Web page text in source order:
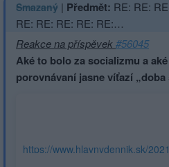
Smazaný | Předmět: RE: RE:
RE: RE: RE: RE: RE:…
Reakce na příspěvek#56045
Aké to bolo za socializmu a
porovnávaní jasne víťazí
https://www.hlavnydennik.sk/